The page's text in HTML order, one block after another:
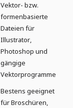
Vektor- bzw.
formenbasierte
Dateien für
Illustrator,
Photoshop und
gängige
Vektorprogramme
Bestens geeignet
für Broschüren,